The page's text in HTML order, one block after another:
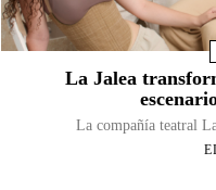
La Jalea
La compañía teatral